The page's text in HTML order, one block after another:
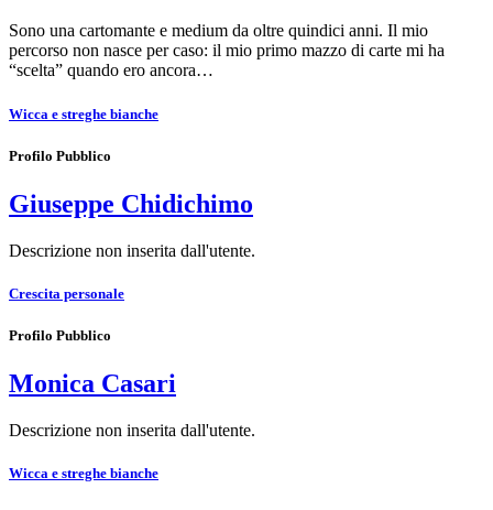
Sono una cartomante e medium da oltre quindici anni. Il mio
percorso non nasce per caso: il mio primo mazzo di carte mi ha
“scelta” quando ero ancora…
Wicca e streghe bianche
Profilo Pubblico
Giuseppe Chidichimo
Descrizione non inserita dall'utente.
Crescita personale
Profilo Pubblico
Monica Casari
Descrizione non inserita dall'utente.
Wicca e streghe bianche